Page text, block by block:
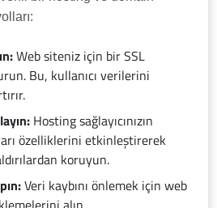
Web siteniz için bir SSL
Bu, kullanıcı verilerini
Hosting sağlayıcınızın
özelliklerini etkinleştirerek
koruyun.
Veri kaybını önlemek için web